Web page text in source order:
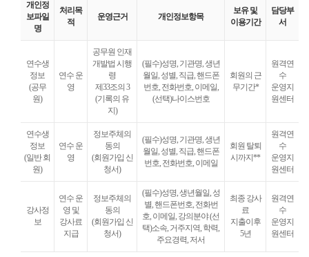
개인정
보파일
명
처리목
적
운영근거 개인정보항목
보유 및
이용기간
담당부
서
연수생
정보
(공무
원)
연수 운
영
공무원 인재
개발법 시행
령
제33조의 3
(기록의 유
지)
(필수)성명, 기관명, 생년
월일, 성별, 직급, 핸드폰
번호, 전화번호, 이메일,
(선택)나이스번호
회원의 근
무기간*
원격연
수
운영지
원센터
연수생
정보
(일반 회
원)
연수 운
영
정보주체의
동의
(회원가입 신
청서)
(필수)성명, 기관명, 생년
월일, 성별, 직급, 핸드폰
번호, 전화번호, 이메일
회원 탈퇴
시까지**
원격연
수
운영지
원센터
강사정
보
연수 운
영 및
강사료
지급
정보주체의
동의
(회원가입 신
청서)
(필수)성명, 생년월일, 성
별, 핸드폰번호, 전화번
호, 이메일, 강의분야 (선
택)소속, 거주지역, 학력,
주요경력, 저서
최종 강사
료
지출이후
5년
원격연
수
운영지
원센터